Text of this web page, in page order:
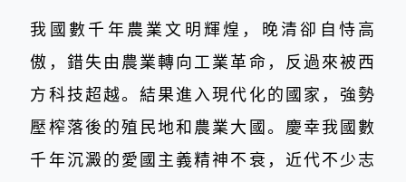
我國數千年農業文明輝煌，晚清卻自恃高
傲，錯失由農業轉向工業革命，反過來被西
方科技超越。結果進入現代化的國家，強勢
壓榨落後的殖民地和農業大國。慶幸我國數
千年沉澱的愛國主義精神不衰，近代不少志